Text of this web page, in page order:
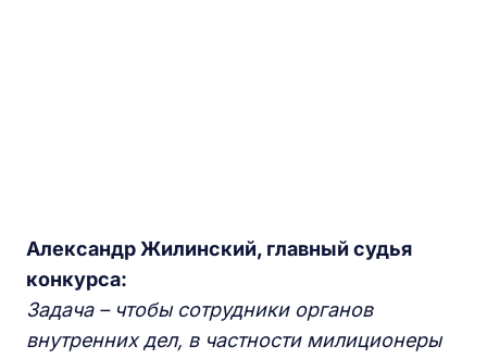
Александр Жилинский, главный судья
конкурса:
Задача – чтобы сотрудники органов
внутренних дел, в частности милиционеры